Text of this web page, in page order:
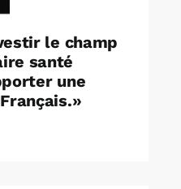
le champ
santé
une